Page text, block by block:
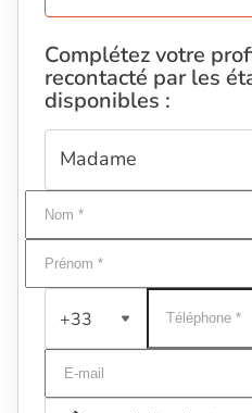
Complétez votre
recontacté par les
disponibles :
+33